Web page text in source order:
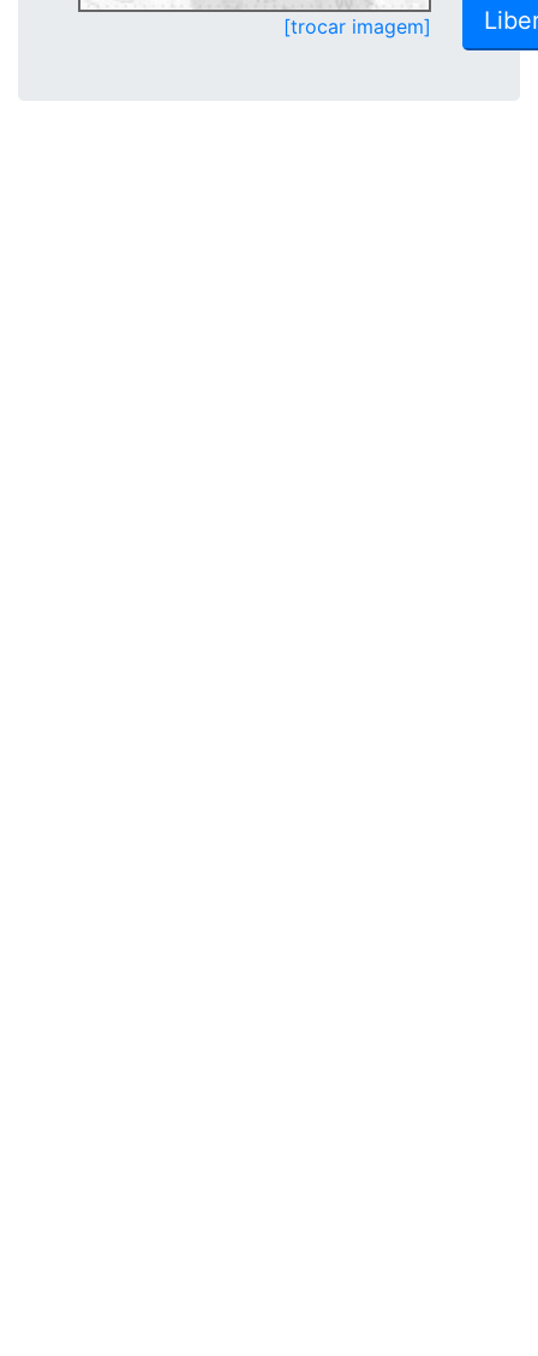
[trocar imagem]